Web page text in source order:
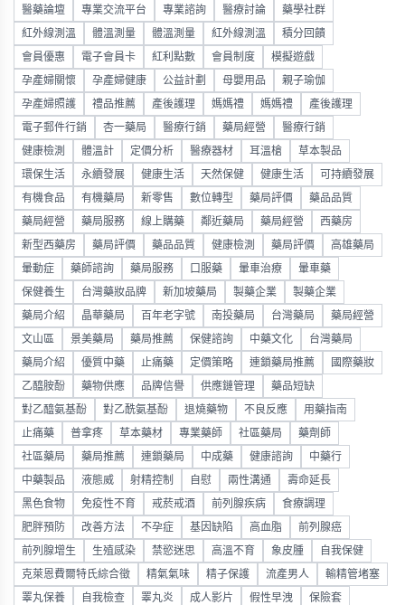
醫藥論壇 專業交流平台 專業諮詢 醫療討論 藥學社群
紅外線測溫 體溫測量 體溫測量 紅外線測溫 積分回饋
會員優惠 電子會員卡 紅利點數 會員制度 模擬遊戲
孕產婦關懷 孕產婦健康 公益計劃 母嬰用品 親子瑜伽
孕產婦照護 禮品推薦 產後護理 媽媽禮 媽媽禮 產後護理
電子郵件行銷 杏一藥局 醫療行銷 藥局經營 醫療行銷
健康檢測 體溫計 定價分析 醫療器材 耳溫槍 草本製品
環保生活 永續發展 健康生活 天然保健 健康生活 可持續發展
有機食品 有機藥局 新零售 數位轉型 藥局評價 藥品品質
藥局經營 藥局服務 線上購藥 鄰近藥局 藥局經營 西藥房
新型西藥房 藥局評價 藥品品質 健康檢測 藥局評價 高雄藥局
暈動症 藥師諮詢 藥局服務 口服藥 暈車治療 暈車藥
保健養生 台灣藥妝品牌 新加坡藥局 製藥企業 製藥企業
藥局介紹 晶華藥局 百年老字號 南投藥局 台灣藥局 藥局經營
文山區 景美藥局 藥局推薦 保健諮詢 中藥文化 台灣藥局
藥局介紹 優質中藥 止痛藥 定價策略 連鎖藥局推薦 國際藥妝
乙醯胺酚 藥物供應 品牌信譽 供應鏈管理 藥品短缺
對乙醯氨基酚 對乙酰氨基酚 退燒藥物 不良反應 用藥指南
止痛藥 普拿疼 草本藥材 專業藥師 社區藥局 藥劑師
社區藥局 藥局推薦 連鎖藥局 中成藥 健康諮詢 中藥行
中藥製品 液態威 射精控制 自慰 兩性溝通 壽命延長
黑色食物 免疫性不育 戒菸戒酒 前列腺疾病 食療調理
肥胖預防 改善方法 不孕症 基因缺陷 高血脂 前列腺癌
前列腺增生 生殖感染 禁慾迷思 高溫不育 象皮腫 自我保健
克萊恩費爾特氏綜合徵 精氣氣味 精子保護 流產男人 輸精管堵塞
睪丸保養 自我檢查 睪丸炎 成人影片 假性早洩 保險套